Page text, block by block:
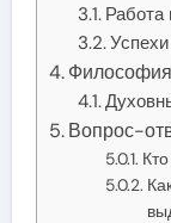
Работа
Вопрос-